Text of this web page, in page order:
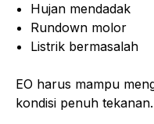
Hujan mendadak
Rundown molor
Listrik bermasalah
EO harus mampu
kondisi penuh tekanan.